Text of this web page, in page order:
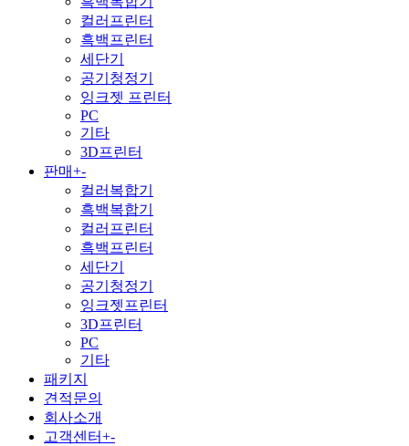
컬러프린터
흑백프린터
세단기
공기청정기
잉크젯 프린터
PC
기타
3D프린터
판매+-
컬러복합기
흑백복합기
컬러프린터
흑백프린터
세단기
공기청정기
잉크젯프린터
3D프린터
PC
기타
패키지
견적문의
회사소개
고객센터+-